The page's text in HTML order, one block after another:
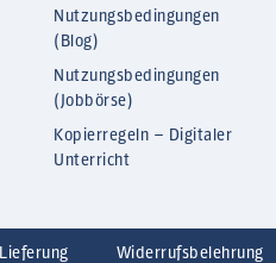
Nutzungsbedingungen
(Blog)
Nutzungsbedingungen
(Jobbörse)
Kopierregeln – Digitaler
Unterricht
Lieferung Widerrufsbelehrung